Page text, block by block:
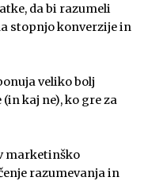
da bi razumeli
stopnjo konverzije in
veliko bolj
kaj ne), ko gre za
marketinško
razumevanja in